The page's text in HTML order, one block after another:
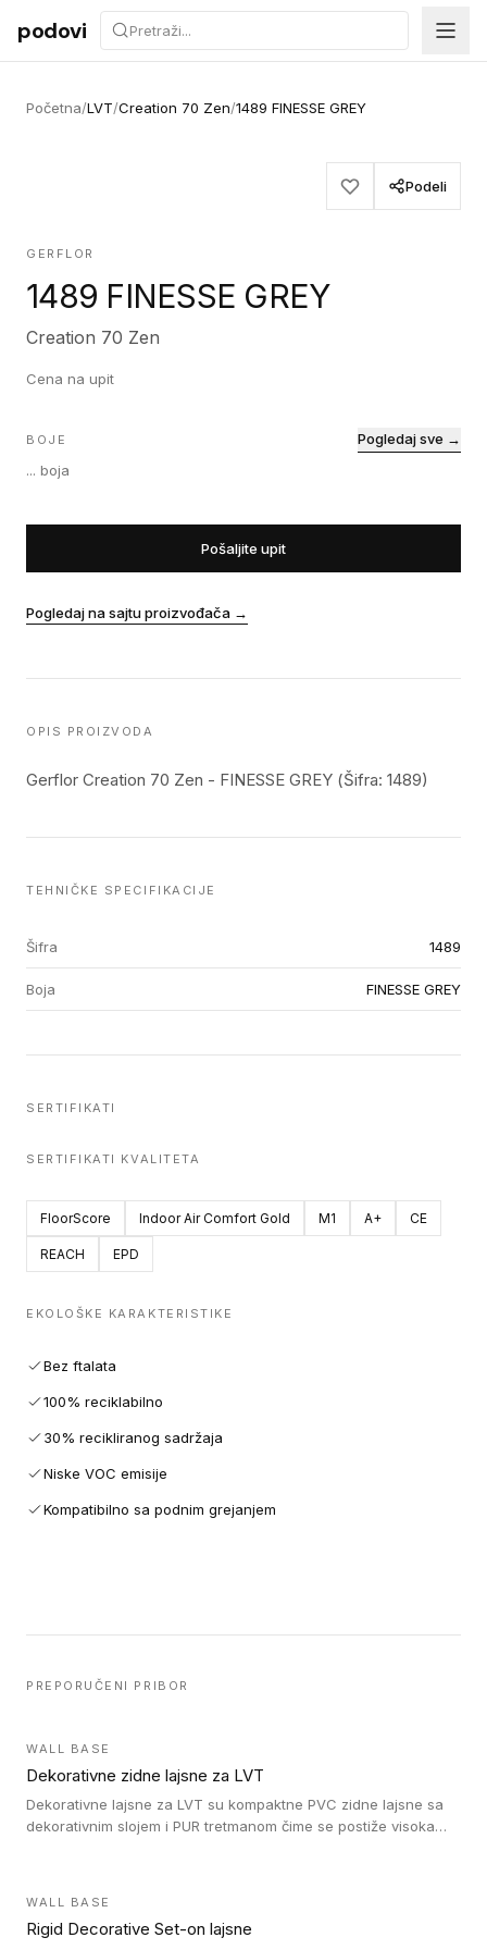
Preskoči na sadržaj
podovi
Početna/LVT/Creation 70 Zen/1489 FINESSE GREY
Podeli
GERFLOR
1489 FINESSE GREY
Creation 70 Zen
Cena na upit
BOJE
... boja
Pogledaj sve →
Pošaljite upit
Pogledaj na sajtu proizvođača →
OPIS PROIZVODA
Gerflor Creation 70 Zen - FINESSE GREY (Šifra: 1489)
TEHNIČKE SPECIFIKACIJE
Šifra 1489
Boja FINESSE GREY
SERTIFIKATI
SERTIFIKATI KVALITETA
FloorScore Indoor Air Comfort Gold M1 A+ CE
REACH EPD
EKOLOŠKE KARAKTERISTIKE
Bez ftalata
100% reciklabilno
30% recikliranog sadržaja
Niske VOC emisije
Kompatibilno sa podnim grejanjem
PREPORUČENI PRIBOR
WALL BASE
Dekorativne zidne lajsne za LVT
Dekorativne lajsne za LVT su kompaktne PVC zidne lajsne sa
dekorativnim slojem i PUR tretmanom čime se postiže visoka
WALL BASE
Rigid Decorative Set-on lajsne